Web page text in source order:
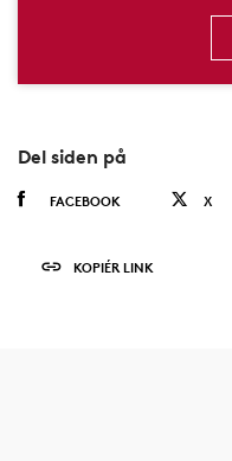
Del siden på
FACEBOOK X
KOPIÉR LINK